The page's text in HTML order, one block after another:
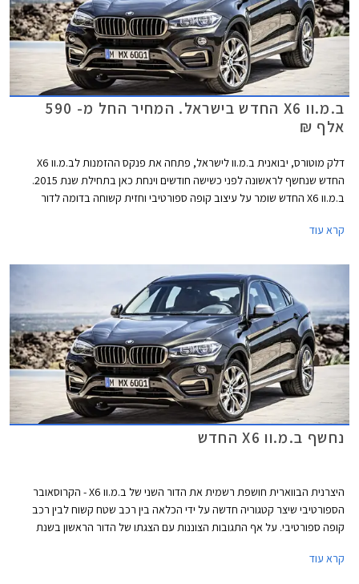
ב.מ.וו X6 החדש בישראל. המחיר החל מ- 590
אלף ₪
דלק מוטורס, יבואנית ב.מ.וו לישראל, פתחה את פנקס ההזמנות לב.מ.וו X6
החדש שנחשף לראשונה לפני כשישה חודשים וינחת כאן בתחילת שנת 2015.
ב.מ.וו X6 החדש שומר על עיצוב קופה ספורטיבי וחזית קשוחה בדומה לדור
רכבים שנמכרו בעולם ומעל 500 רכבים שנמכרו בישראל.
קרא עוד
נחשף ב.מ.וו X6 החדש
היצרנית הבווארית חושפת רשמית את הדור השני של ב.מ.וו X6 - הקרוסאובר
הספורטיבי שיצר קטגוריה חדשה על ידי הכלאה בין רכב שטח קשוח לבין רכב
קופה ספורטיבי. על אף התגובות הצוננות עם הצגתו של הדור הראשון בשנת
קרא עוד